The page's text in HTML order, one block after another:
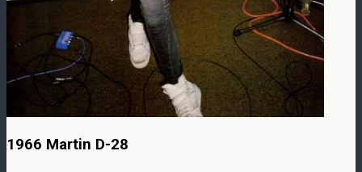
1966 Martin D-28